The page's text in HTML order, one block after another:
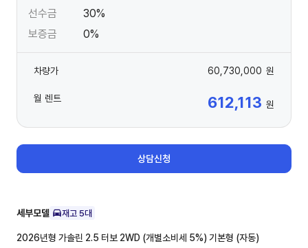
선수금
30%
보증금
0%
차량가 60,730,000 원
월 렌트 612,113 원
상담신청
세부모델 재고 5대
2026년형 가솔린 2.5 터보 2WD (개별소비세 5%) 기본형 (자동)